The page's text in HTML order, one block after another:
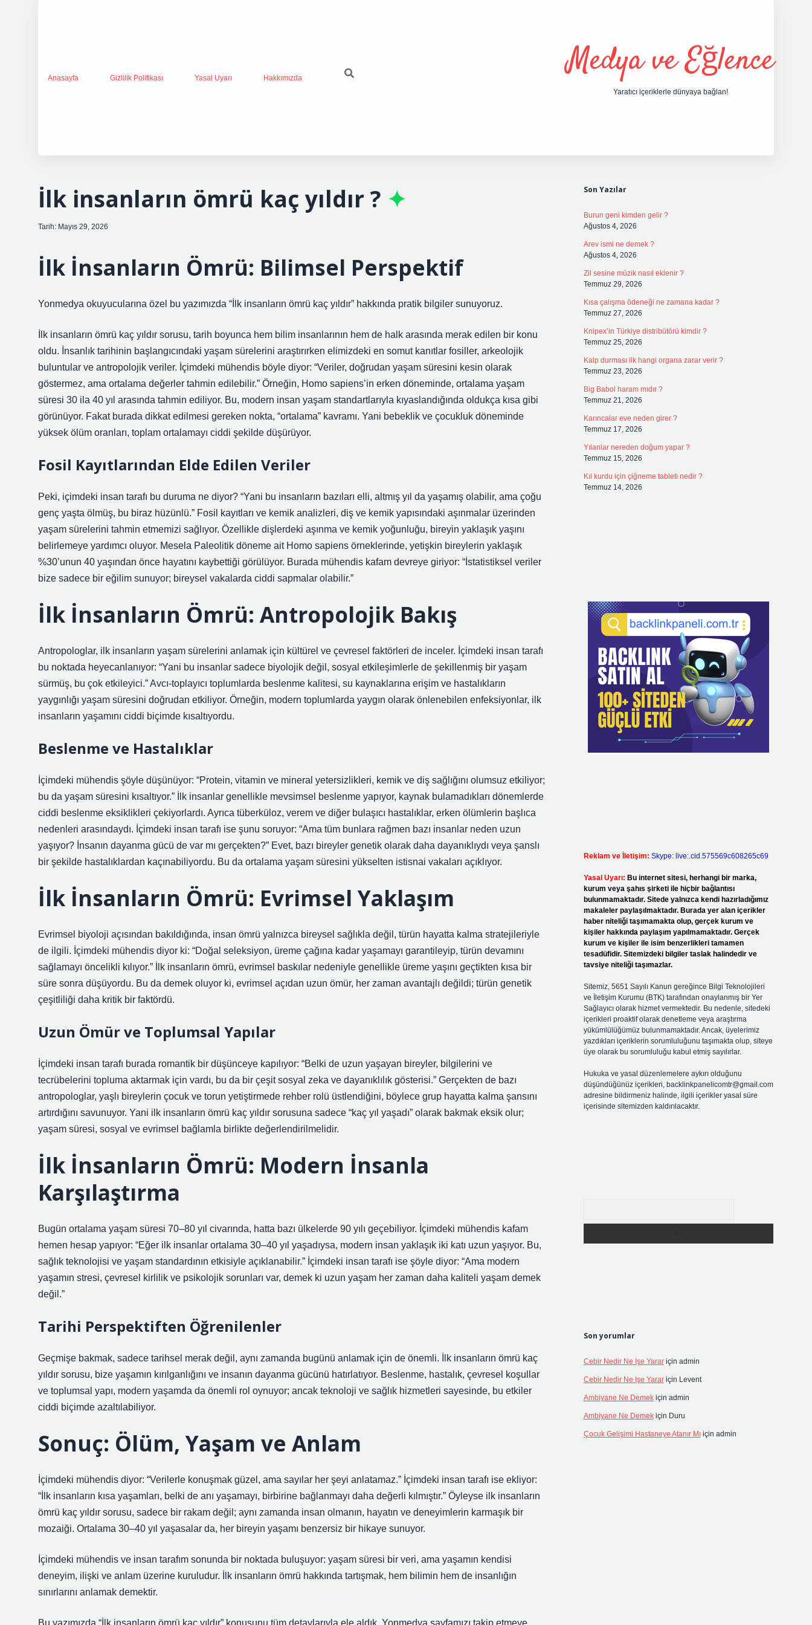
Anasayfa Gizlilik Politikası Yasal Uyarı Hakkımızda Medya ve Eğlence
Yaratıcı içeriklerle dünyaya bağlan!
İlk insanların ömrü kaç yıldır ?
Tarih: Mayıs 29, 2026
İlk İnsanların Ömrü: Bilimsel Perspektif
Yonmedya okuyucularına özel bu yazımızda “İlk insanların ömrü kaç yıldır” hakkında pratik bilgiler sunuyoruz.
İlk insanların ömrü kaç yıldır sorusu, tarih boyunca hem bilim insanlarının hem de halk arasında merak edilen bir konu
oldu. İnsanlık tarihinin başlangıcındaki yaşam sürelerini araştırırken elimizdeki en somut kanıtlar fosiller, arkeolojik
buluntular ve antropolojik veriler. İçimdeki mühendis böyle diyor: “Veriler, doğrudan yaşam süresini kesin olarak
göstermez, ama ortalama değerler tahmin edilebilir.” Örneğin, Homo sapiens’in erken döneminde, ortalama yaşam
süresi 30 ila 40 yıl arasında tahmin ediliyor. Bu, modern insan yaşam standartlarıyla kıyaslandığında oldukça kısa gibi
görünüyor. Fakat burada dikkat edilmesi gereken nokta, “ortalama” kavramı. Yani bebeklik ve çocukluk döneminde
yüksek ölüm oranları, toplam ortalamayı ciddi şekilde düşürüyor.
Fosil Kayıtlarından Elde Edilen Veriler
Peki, içimdeki insan tarafı bu duruma ne diyor? “Yani bu insanların bazıları elli, altmış yıl da yaşamış olabilir, ama çoğu
genç yaşta ölmüş, bu biraz hüzünlü.” Fosil kayıtları ve kemik analizleri, diş ve kemik yapısındaki aşınmalar üzerinden
yaşam sürelerini tahmin etmemizi sağlıyor. Özellikle dişlerdeki aşınma ve kemik yoğunluğu, bireyin yaklaşık yaşını
belirlemeye yardımcı oluyor. Mesela Paleolitik döneme ait Homo sapiens örneklerinde, yetişkin bireylerin yaklaşık
%30’unun 40 yaşından önce hayatını kaybettiği görülüyor. Burada mühendis kafam devreye giriyor: “İstatistiksel veriler
bize sadece bir eğilim sunuyor; bireysel vakalarda ciddi sapmalar olabilir.”
İlk İnsanların Ömrü: Antropolojik Bakış
Antropologlar, ilk insanların yaşam sürelerini anlamak için kültürel ve çevresel faktörleri de inceler. İçimdeki insan tarafı
bu noktada heyecanlanıyor: “Yani bu insanlar sadece biyolojik değil, sosyal etkileşimlerle de şekillenmiş bir yaşam
sürmüş, bu çok etkileyici.” Avcı-toplayıcı toplumlarda beslenme kalitesi, su kaynaklarına erişim ve hastalıkların
yaygınlığı yaşam süresini doğrudan etkiliyor. Örneğin, modern toplumlarda yaygın olarak önlenebilen enfeksiyonlar, ilk
insanların yaşamını ciddi biçimde kısaltıyordu.
Beslenme ve Hastalıklar
İçimdeki mühendis şöyle düşünüyor: “Protein, vitamin ve mineral yetersizlikleri, kemik ve diş sağlığını olumsuz etkiliyor;
bu da yaşam süresini kısaltıyor.” İlk insanlar genellikle mevsimsel beslenme yapıyor, kaynak bulamadıkları dönemlerde
ciddi beslenme eksiklikleri çekiyorlardı. Ayrıca tüberküloz, verem ve diğer bulaşıcı hastalıklar, erken ölümlerin başlıca
nedenleri arasındaydı. İçimdeki insan tarafı ise şunu soruyor: “Ama tüm bunlara rağmen bazı insanlar neden uzun
yaşıyor? İnsanın dayanma gücü de var mı gerçekten?” Evet, bazı bireyler genetik olarak daha dayanıklıydı veya şanslı
bir şekilde hastalıklardan kaçınabiliyordu. Bu da ortalama yaşam süresini yükselten istisnai vakaları açıklıyor.
İlk İnsanların Ömrü: Evrimsel Yaklaşım
Evrimsel biyoloji açısından bakıldığında, insan ömrü yalnızca bireysel sağlıkla değil, türün hayatta kalma stratejileriyle
de ilgili. İçimdeki mühendis diyor ki: “Doğal seleksiyon, üreme çağına kadar yaşamayı garantileyip, türün devamını
sağlamayı öncelikli kılıyor.” İlk insanların ömrü, evrimsel baskılar nedeniyle genellikle üreme yaşını geçtikten kısa bir
süre sonra düşüyordu. Bu da demek oluyor ki, evrimsel açıdan uzun ömür, her zaman avantajlı değildi; türün genetik
çeşitliliği daha kritik bir faktördü.
Uzun Ömür ve Toplumsal Yapılar
İçimdeki insan tarafı burada romantik bir düşünceye kapılıyor: “Belki de uzun yaşayan bireyler, bilgilerini ve
tecrübelerini topluma aktarmak için vardı, bu da bir çeşit sosyal zeka ve dayanıklılık gösterisi.” Gerçekten de bazı
antropologlar, yaşlı bireylerin çocuk ve torun yetiştirmede rehber rolü üstlendiğini, böylece grup hayatta kalma şansını
artırdığını savunuyor. Yani ilk insanların ömrü kaç yıldır sorusuna sadece “kaç yıl yaşadı” olarak bakmak eksik olur;
yaşam süresi, sosyal ve evrimsel bağlamla birlikte değerlendirilmelidir.
İlk İnsanların Ömrü: Modern İnsanla
Karşılaştırma
Bugün ortalama yaşam süresi 70–80 yıl civarında, hatta bazı ülkelerde 90 yılı geçebiliyor. İçimdeki mühendis kafam
hemen hesap yapıyor: “Eğer ilk insanlar ortalama 30–40 yıl yaşadıysa, modern insan yaklaşık iki katı uzun yaşıyor. Bu,
sağlık teknolojisi ve yaşam standardının etkisiyle açıklanabilir.” İçimdeki insan tarafı ise şöyle diyor: “Ama modern
yaşamın stresi, çevresel kirlilik ve psikolojik sorunları var, demek ki uzun yaşam her zaman daha kaliteli yaşam demek
değil.”
Tarihi Perspektiften Öğrenilenler
Geçmişe bakmak, sadece tarihsel merak değil, aynı zamanda bugünü anlamak için de önemli. İlk insanların ömrü kaç
yıldır sorusu, bize yaşamın kırılganlığını ve insanın dayanma gücünü hatırlatıyor. Beslenme, hastalık, çevresel koşullar
ve toplumsal yapı, modern yaşamda da önemli rol oynuyor; ancak teknoloji ve sağlık hizmetleri sayesinde, bu etkiler
ciddi biçimde azaltılabiliyor.
Sonuç: Ölüm, Yaşam ve Anlam
İçimdeki mühendis diyor: “Verilerle konuşmak güzel, ama sayılar her şeyi anlatamaz.” İçimdeki insan tarafı ise ekliyor:
“İlk insanların kısa yaşamları, belki de anı yaşamayı, birbirine bağlanmayı daha değerli kılmıştır.” Öyleyse ilk insanların
ömrü kaç yıldır sorusu, sadece bir rakam değil; aynı zamanda insan olmanın, hayatın ve deneyimlerin karmaşık bir
mozaiği. Ortalama 30–40 yıl yaşasalar da, her bireyin yaşamı benzersiz bir hikaye sunuyor.
İçimdeki mühendis ve insan tarafım sonunda bir noktada buluşuyor: yaşam süresi bir veri, ama yaşamın kendisi
deneyim, ilişki ve anlam üzerine kuruludur. İlk insanların ömrü hakkında tartışmak, hem bilimin hem de insanlığın
sınırlarını anlamak demektir.
Bu yazımızda “İlk insanların ömrü kaç yıldır” konusunu tüm detaylarıyla ele aldık. Yonmedya sayfamızı takip etmeye
Son Yazılar
Burun geni kimden gelir ?
Ağustos 4, 2026
Arev ismi ne demek ?
Ağustos 4, 2026
Zil sesine müzik nasıl eklenir ?
Temmuz 29, 2026
Kısa çalışma ödeneği ne zamana kadar ?
Temmuz 27, 2026
Knipex’in Türkiye distribütörü kimdir ?
Temmuz 25, 2026
Kalp durması ilk hangi organa zarar verir ?
Temmuz 23, 2026
Big Babol haram mıdır ?
Temmuz 21, 2026
Karıncalar eve neden girer ?
Temmuz 17, 2026
Yılanlar nereden doğum yapar ?
Temmuz 15, 2026
Kıl kurdu için çiğneme tableti nedir ?
Temmuz 14, 2026
Reklam ve İletişim: Skype: live:.cid.575569c608265c69
Yasal Uyarı: Bu internet sitesi, herhangi bir marka,
kurum veya şahıs şirketi ile hiçbir bağlantısı
bulunmamaktadır. Sitede yalnızca kendi hazırladığımız
makaleler paylaşılmaktadır. Burada yer alan içerikler
haber niteliği taşımamakta olup, gerçek kurum ve
kişiler hakkında paylaşım yapılmamaktadır. Gerçek
kurum ve kişiler ile isim benzerlikleri tamamen
tesadüfidir. Sitemizdeki bilgiler taslak halindedir ve
tavsiye niteliği taşımazlar.
Sitemiz, 5651 Sayılı Kanun gereğince Bilgi Teknolojileri
ve İletişim Kurumu (BTK) tarafından onaylanmış bir Yer
Sağlayıcı olarak hizmet vermektedir. Bu nedenle, sitedeki
içerikleri proaktif olarak denetleme veya araştırma
yükümlülüğümüz bulunmamaktadır. Ancak, üyelerimiz
yazdıkları içeriklerin sorumluluğunu taşımakta olup, siteye
üye olarak bu sorumluluğu kabul etmiş sayılırlar.
Hukuka ve yasal düzenlemelere aykırı olduğunu
düşündüğünüz içerikleri, backlinkpanelicomtr@gmail.com
adresine bildirmeniz halinde, ilgili içerikler yasal süre
içerisinde sitemizden kaldırılacaktır.
Son yorumlar
Cebir Nedir Ne Işe Yarariçin admin
Cebir Nedir Ne Işe Yarariçin Levent
Ambiyane Ne Demekiçin admin
Ambiyane Ne Demekiçin Duru
Çocuk Gelişimi Hastaneye Atanır Mıiçin admin